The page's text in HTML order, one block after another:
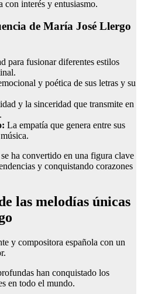
con interés y entusiasmo.
de María José Llergo
para fusionar diferentes estilos
y poética de sus letras y su
y la sinceridad que transmite en
La empatía que genera entre sus
ha convertido en una figura clave
y conquistando corazones
las melodías únicas
y compositora española con un
han conquistado los
en todo el mundo.